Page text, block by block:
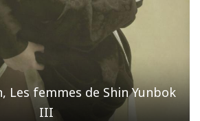
Les femmes de Shin Yunbok
III